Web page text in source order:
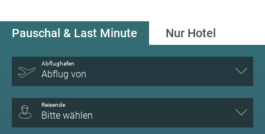
Pauschal & Last Minute Nur Hotel
Abflughafen
Abflug von
Reisende
Bitte wählen